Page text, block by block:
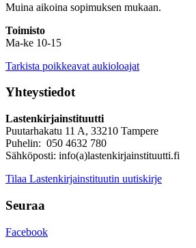
Muina aikoina sopimuksen mukaan.
Toimisto
Ma-ke 10-15
Tarkista poikkeavat aukioloajat
Yhteystiedot
Lastenkirjainstituutti
Puutarhakatu 11 A, 33210 Tampere
Puhelin: 050 4632 780
Sähköposti: info(a)lastenkirjainstituutti.fi
Tilaa Lastenkirjainstituutin uutiskirje
Seuraa
Facebook